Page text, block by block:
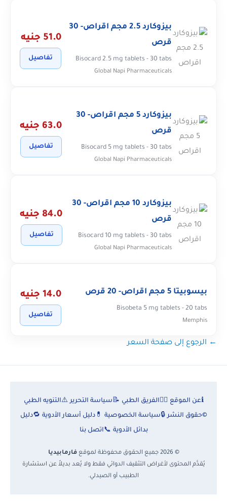
بيزوكارد 2.5 مجم اقراص- 30
قرص
Bisocard 2.5 mg tablets - 30 tabs
Global Napi Pharmaceuticals
51.0 جنيه
تفاصيل
بيزوكارد 5 مجم اقراص- 30
قرص
Bisocard 5 mg tablets - 30 tabs
Global Napi Pharmaceuticals
63.0 جنيه
تفاصيل
بيزوكارد 10 مجم اقراص- 30
قرص
Bisocard 10 mg tablets - 30 tabs
Global Napi Pharmaceuticals
84.0 جنيه
تفاصيل
بيسوبيتا 5 مجم اقراص- 20 قرص
Bisobeta 5 mg tablets - 20 tabs
Memphis
14.0 جنيه
تفاصيل
← الرجوع إلى صفحة السعر
ℹ️عن الموقع 👨‍⚕️الفريق الطبي 📝سياسة التحرير ⚠️التنويه الطبي
©حقوق النشر 🔒سياسة الخصوصية 💊دليل أسعار الأدوية 🔁دليل
بدائل الأدوية 📞اتصل بنا
© 2026 جميع الحقوق محفوظة لموقع
فارمابيديا
يُقدَّم المحتوى لأغراض التثقيف الدوائي فقط ولا يُعد بديلاً عن استشارة
الطبيب أو الصيدلي.